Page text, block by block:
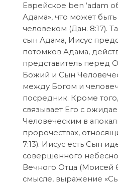
Еврейское ben ‘adam
Адама», что может
человеком (Дан. 8:17).
сын Адама, Иисус
потомков Адама,
представитель перед
Божий и Сын
между Богом и
посредник. Кроме того,
связывает Его с
Человеческим в
пророчествах,
7:13). Иисус есть Сын
совершенного
Вечного Отца (Moисей
смысле, выражение